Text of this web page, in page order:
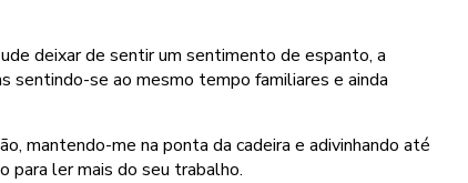
deixar de sentir um sentimento de espanto, a
sentindo-se ao mesmo tempo familiares e ainda
mantendo-me na ponta da cadeira e adivinhando até
para ler mais do seu trabalho.